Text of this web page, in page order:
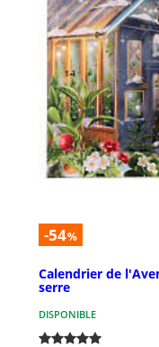
-54%
Calendrier de
serre
DISPONIBLE